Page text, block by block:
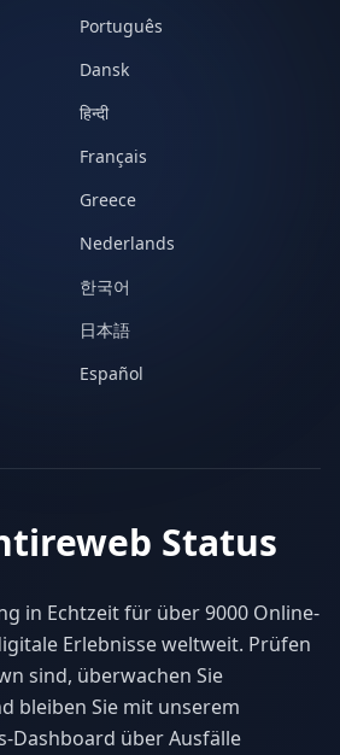
Português
Dansk
हिन्दी
Français
Greece
Nederlands
한국어
日本語
Español
Status
in Echtzeit für über 9000 Online-
Erlebnisse weltweit. Prüfen
sind, überwachen Sie
bleiben Sie mit unserem
Dashboard über Ausfälle